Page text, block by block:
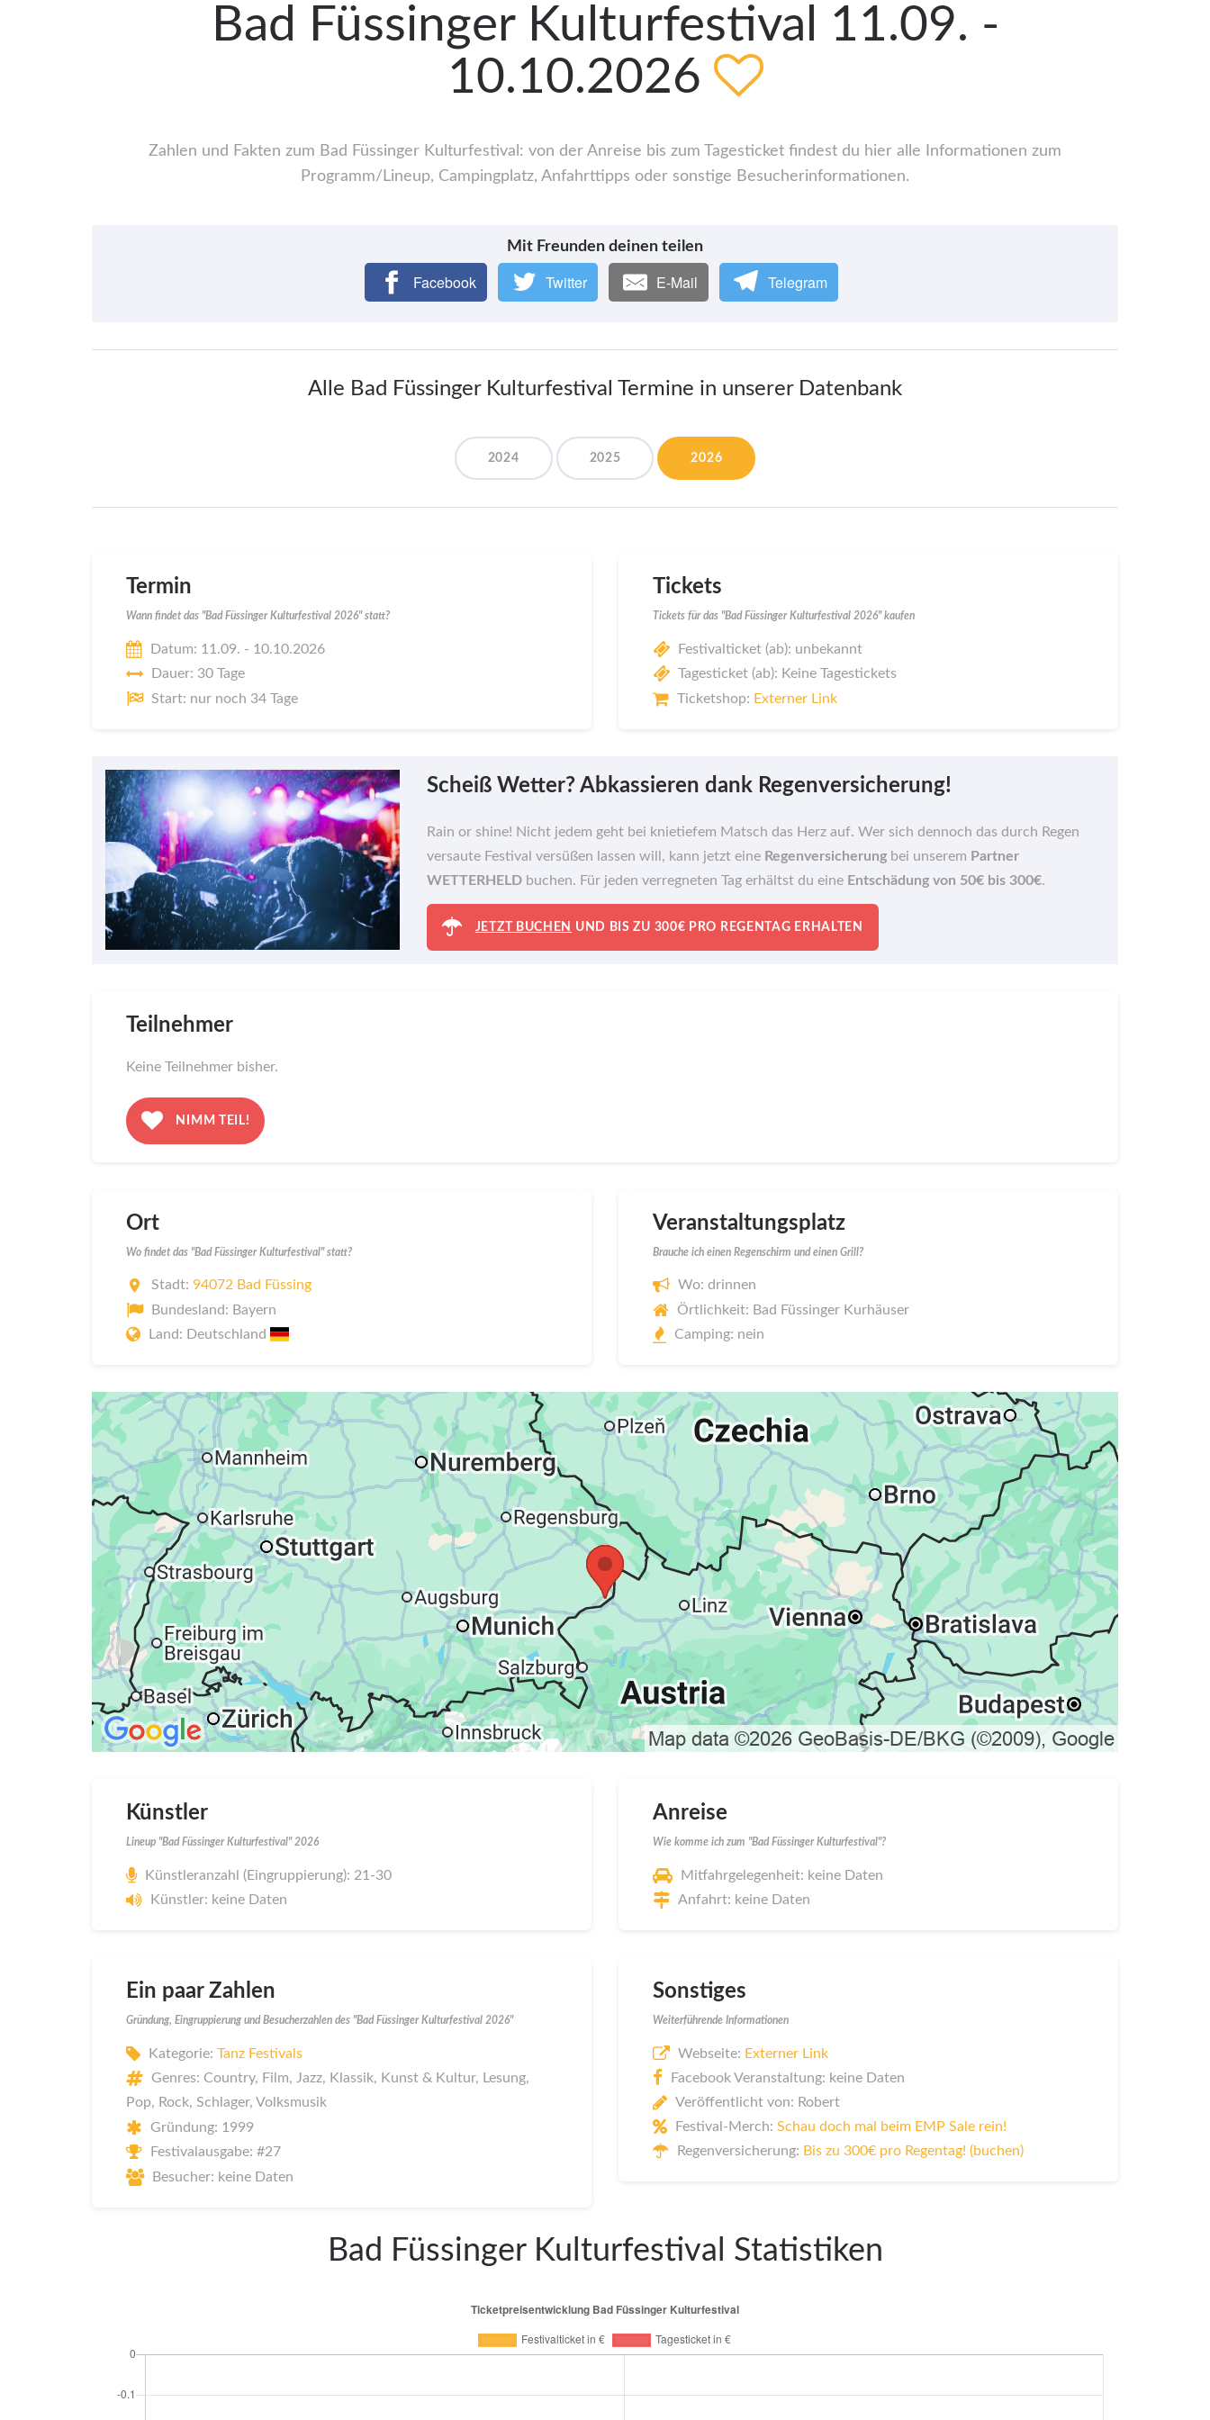
Bad Füssinger Kulturfestival 11.09. -
10.10.2026
Zahlen und Fakten zum Bad Füssinger Kulturfestival: von der Anreise bis zum Tagesticket findest du hier alle Informationen zum
Programm/Lineup, Campingplatz, Anfahrttipps oder sonstige Besucherinformationen.
Mit Freunden deinen teilen
Facebook Twitter E-Mail Telegram
Alle Bad Füssinger Kulturfestival Termine in unserer Datenbank
2024 2025 2026
Termin
Wann findet das "Bad Füssinger Kulturfestival 2026" statt?
Datum: 11.09. - 10.10.2026
Dauer: 30 Tage
Start: nur noch 34 Tage
Tickets
Tickets für das "Bad Füssinger Kulturfestival 2026" kaufen
Festivalticket (ab): unbekannt
Tagesticket (ab): Keine Tagestickets
Ticketshop: Externer Link
Scheiß Wetter? Abkassieren dank Regenversicherung!
Rain or shine! Nicht jedem geht bei knietiefem Matsch das Herz auf. Wer sich dennoch das durch Regen
versaute Festival versüßen lassen will, kann jetzt eine Regenversicherung bei unserem Partner
WETTERHELD buchen. Für jeden verregneten Tag erhältst du eine Entschädung von 50€ bis 300€.
JETZT BUCHEN UND BIS ZU 300€ PRO REGENTAG ERHALTEN
Teilnehmer
Keine Teilnehmer bisher.
NIMM TEIL!
Ort
Wo findet das "Bad Füssinger Kulturfestival" statt?
Stadt: 94072 Bad Füssing
Bundesland: Bayern
Land: Deutschland
Veranstaltungsplatz
Brauche ich einen Regenschirm und einen Grill?
Wo: drinnen
Örtlichkeit: Bad Füssinger Kurhäuser
Camping: nein
Künstler
Lineup "Bad Füssinger Kulturfestival" 2026
Künstleranzahl (Eingruppierung): 21-30
Künstler: keine Daten
Anreise
Wie komme ich zum "Bad Füssinger Kulturfestival"?
Mitfahrgelegenheit: keine Daten
Anfahrt: keine Daten
Ein paar Zahlen
Gründung, Eingruppierung und Besucherzahlen des "Bad Füssinger Kulturfestival 2026"
Kategorie: Tanz Festivals
Genres: Country, Film, Jazz, Klassik, Kunst & Kultur, Lesung,
Pop, Rock, Schlager, Volksmusik
Gründung: 1999
Festivalausgabe: #27
Besucher: keine Daten
Sonstiges
Weiterführende Informationen
Webseite: Externer Link
Facebook Veranstaltung: keine Daten
Veröffentlicht von: Robert
Festival-Merch: Schau doch mal beim EMP Sale rein!
Regenversicherung: Bis zu 300€ pro Regentag! (buchen)
Bad Füssinger Kulturfestival Statistiken